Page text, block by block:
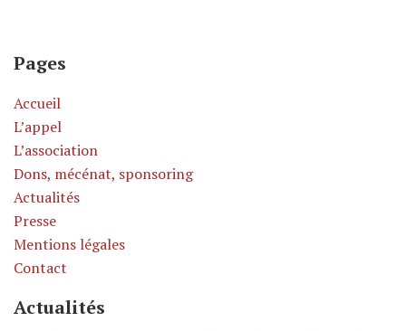
Pages
Accueil
L’appel
L’association
Dons, mécénat, sponsoring
Actualités
Presse
Mentions légales
Contact
Actualités